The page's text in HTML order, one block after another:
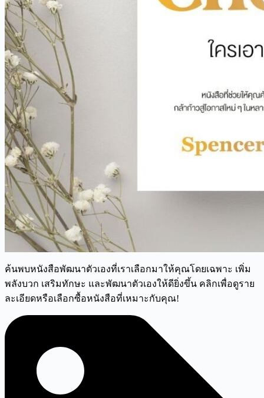
ค้นพบหนังสือพัฒนาตัวเองที่เราเลือกมาให้คุณโดยเฉพาะ เพิ่ม
พลังบวก เสริมทักษะ และพัฒนาตัวเองให้ดียิ่งขึ้น คลิกเพื่อดูราย
ละเอียดหรือเลือกซื้อหนังสือที่เหมาะกับคุณ!